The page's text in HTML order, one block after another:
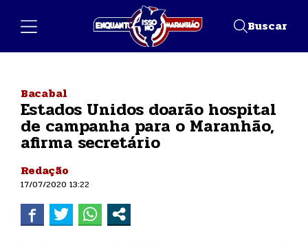
Buscar
Bacabal
Estados Unidos doarão hospital
de campanha para o Maranhão,
afirma secretário
Redação
17/07/2020 13:22